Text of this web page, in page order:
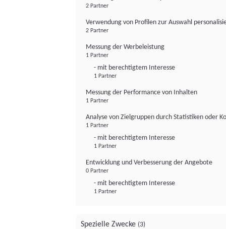
2 Partner
Verwendung von Profilen zur Auswahl
2 Partner
Messung der Werbeleistung
1 Partner
- mit berechtigtem Interesse
1 Partner
Messung der Performance von Inhalten
1 Partner
Analyse von Zielgruppen durch Statistiken oder
1 Partner
- mit berechtigtem Interesse
1 Partner
Entwicklung und Verbesserung der Angebote
0 Partner
- mit berechtigtem Interesse
1 Partner
Spezielle Zwecke (3)